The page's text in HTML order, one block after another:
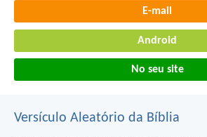
E-mail
Android
No seu site
Versículo Aleatório da Bíblia